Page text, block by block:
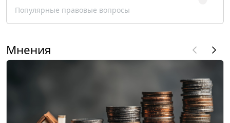
Популярные правовые вопросы
Мнения